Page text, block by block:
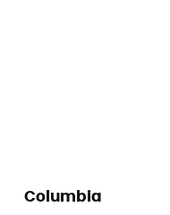
Columbia